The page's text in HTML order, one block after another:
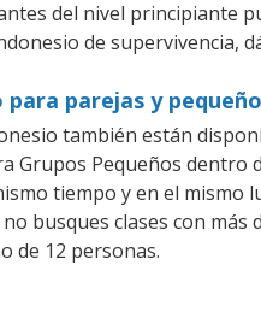
del nivel principiante
de supervivencia,
para parejas y
también están
Grupos Pequeños dentro
tiempo y en el
busques clases con
de 12 personas.